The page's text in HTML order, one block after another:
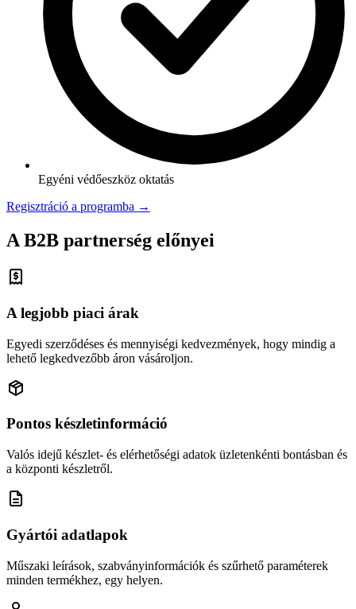
Egyéni védőeszköz oktatás
Regisztráció a programba →
A B2B partnerség előnyei
A legjobb piaci árak
Egyedi szerződéses és mennyiségi kedvezmények, hogy mindig a
lehető legkedvezőbb áron vásároljon.
Pontos készletinformáció
Valós idejű készlet- és elérhetőségi adatok üzletenkénti bontásban és
a központi készletről.
Gyártói adatlapok
Műszaki leírások, szabványinformációk és szűrhető paraméterek
minden termékhez, egy helyen.